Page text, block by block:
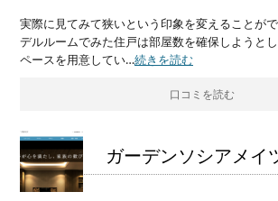
実際に見てみて狭いという印象を変えることが
デルルームでみた住戸は部屋数を確保しようと
ペースを用意してい…続きを読む
口コミを読む
ガーデンソシアメイ